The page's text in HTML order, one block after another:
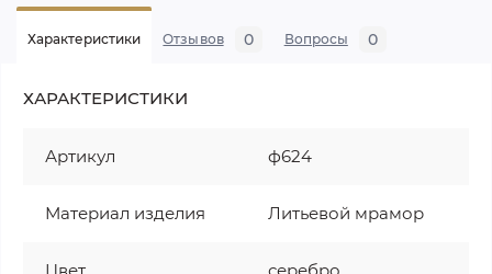
Характеристики Отзывов 0 Вопросы 0
ХАРАКТЕРИСТИКИ
Артикул ф624
Материал изделия Литьевой мрамор
Цвет серебро